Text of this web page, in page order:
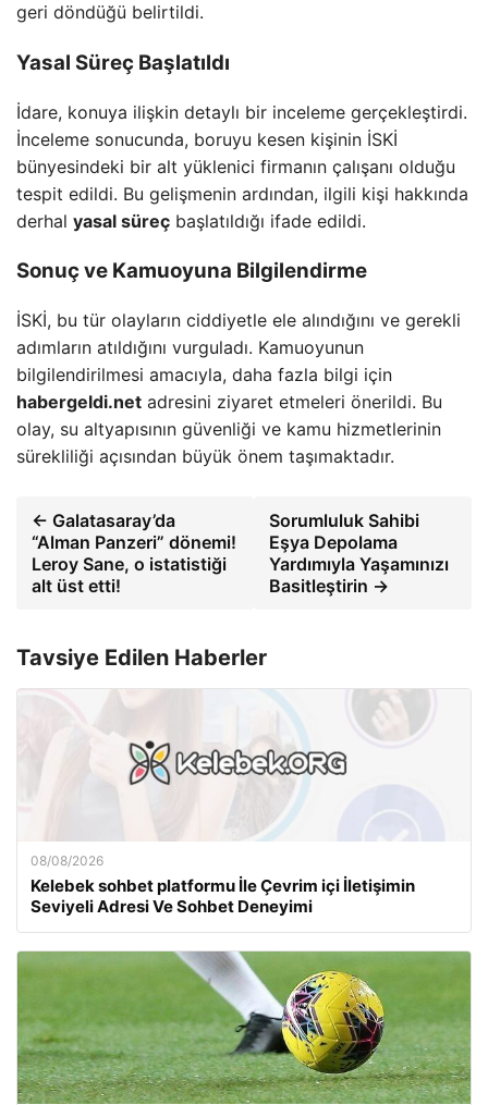
geri döndüğü belirtildi.
Yasal Süreç Başlatıldı
İdare, konuya ilişkin detaylı bir inceleme gerçekleştirdi.
İnceleme sonucunda, boruyu kesen kişinin İSKİ
bünyesindeki bir alt yüklenici firmanın çalışanı olduğu
tespit edildi. Bu gelişmenin ardından, ilgili kişi hakkında
derhal yasal süreç başlatıldığı ifade edildi.
Sonuç ve Kamuoyuna Bilgilendirme
İSKİ, bu tür olayların ciddiyetle ele alındığını ve gerekli
adımların atıldığını vurguladı. Kamuoyunun
bilgilendirilmesi amacıyla, daha fazla bilgi için
habergeldi.net adresini ziyaret etmeleri önerildi. Bu
olay, su altyapısının güvenliği ve kamu hizmetlerinin
sürekliliği açısından büyük önem taşımaktadır.
← Galatasaray’da
“Alman Panzeri” dönemi!
Leroy Sane, o istatistiği
alt üst etti!
Sorumluluk Sahibi
Eşya Depolama
Yardımıyla Yaşamınızı
Basitleştirin →
Tavsiye Edilen Haberler
08/08/2026
Kelebek sohbet platformu İle Çevrim içi İletişimin
Seviyeli Adresi Ve Sohbet Deneyimi